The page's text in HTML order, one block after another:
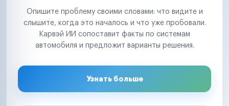
Опишите проблему своими словами: что видите и
слышите, когда это началось и что уже пробовали.
Карвэй ИИ сопоставит факты по системам
автомобиля и предложит варианты решения.
Узнать больше